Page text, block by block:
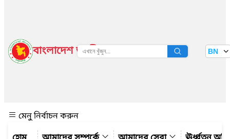
বাংলাদেশ জাতীয় তথ্য বাতায়ন BN
মেনু নির্বাচন করুন